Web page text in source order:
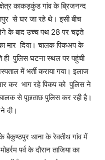
काकड़कुंड गांव के ब्रिजनन्द
से घर जा रहे थे। इसी बीच
के बाद उच्च पथ 28 पर चढ़ते
मार दिया। चालक पिकअप के
ही पुलिस घटना स्थल पर पहुंची
में भर्ती कराया गया। इलाज
कर भाग रहे पिकप को पुलिस ने
से पूछताछ पुलिस कर रही है।
दी।
बैकुण्ठपुर थाना के रेवतीथ गांव में
पर्व के दौरान ताजिया का